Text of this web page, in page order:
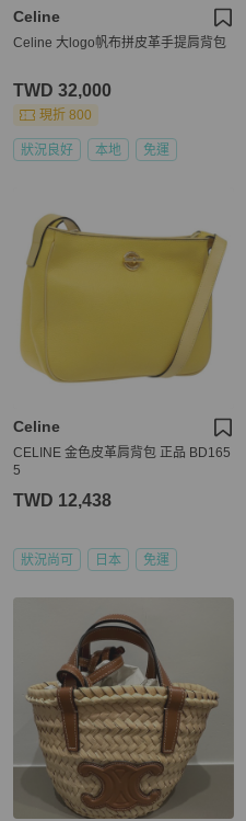
Celine
Celine 大logo帆布拼皮革手提肩背包
TWD 32,000
現折 800
狀況良好 本地 免運
Celine
CELINE 金色皮革肩背包 正品 BD165
5
TWD 12,438
狀況尚可 日本 免運